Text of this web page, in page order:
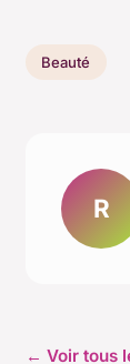
Beauté
R
← Voir tous